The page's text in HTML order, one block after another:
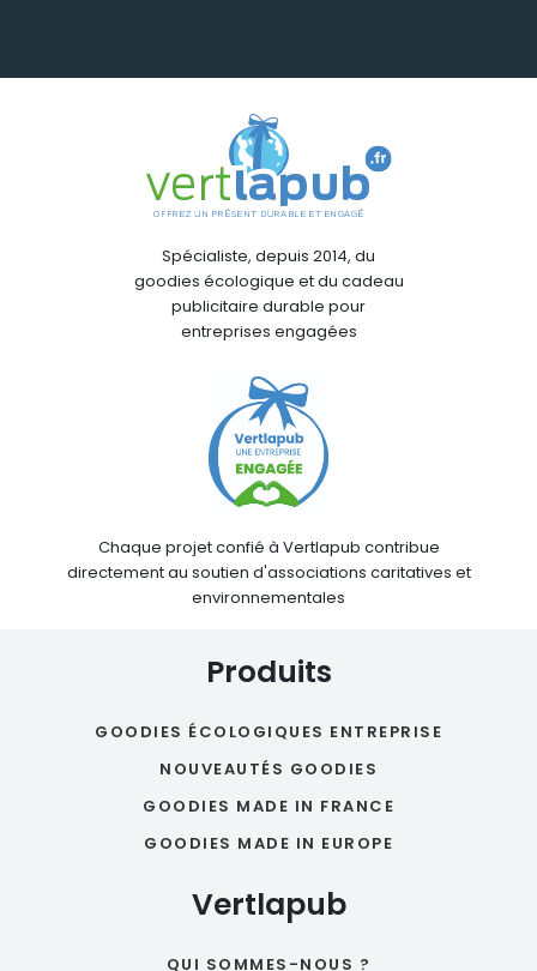
Spécialiste, depuis 2014, du
goodies écologique et du cadeau
publicitaire durable pour
entreprises engagées
Chaque projet confié à Vertlapub contribue
directement au soutien d'associations caritatives et
environnementales
Produits
GOODIES ÉCOLOGIQUES ENTREPRISE
NOUVEAUTÉS GOODIES
GOODIES MADE IN FRANCE
GOODIES MADE IN EUROPE
Vertlapub
QUI SOMMES-NOUS ?